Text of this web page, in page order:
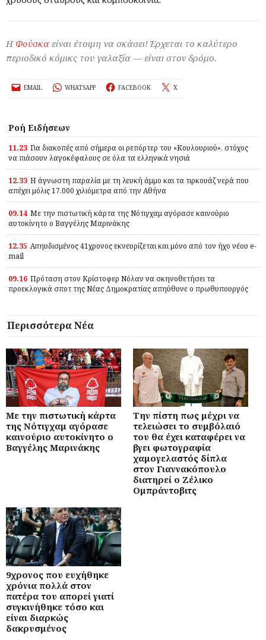
Η Φούσκα είναι έτοιμη να σκάσει! Έρχεται το καλύτερο
περιοδικό κόμικς του γαλαξία — είναι στον δρόμο.
EMAIL WHATSAPP FACEBOOK X
Ροή Ειδήσεων
11.23 Για διακοπές από σήμερα οι ρεπόρτερ του «Κουλουριού», στόχος
να πιάσουν λαγοκέφαλους σε όλα τα ελληνικά νησιά
12.33 Η άγνωστη παραλία με τη λευκή άμμο και τα τιρκουάζ νερά που
απέχει μόλις 17.000 χιλιόμετρα από την Αθήνα
09.14 Με την πιστωτική κάρτα της Νότιγχαμ αγόρασε καινούριο
αυτοκίνητο ο Βαγγέλης Μαρινάκης
12.35 Απηυδισμένος 41χρονος εκνευρίζεται και μόνο από τον ήχο νέου e-
mail
09.16 Πρόταση στον Κρίστοφερ Νόλαν να σκηνοθετήσει τα
προεκλογικά σποτ της Νέας Δημοκρατίας απηύθυνε ο πρωθυπουργός
Περισσότερα Νέα
Με την πιστωτική κάρτα
της Νότιγχαμ αγόρασε
καινούριο αυτοκίνητο ο
Βαγγέλης Μαρινάκης
Την πίστη πως μέχρι να
τελειώσει το συμβόλαιό
του θα έχει καταφέρει να
βγει φωτογραφία
χαμογελαστός δίπλα
στον Γιαννακόπουλο
διατηρεί ο Ζέλικο
Ομπράντοβιτς
9χρονος που ευχήθηκε
χρόνια πολλά στον
πατέρα του απορεί γιατί
συγκινήθηκε τόσο και
είναι διαρκώς
δακρυσμένος